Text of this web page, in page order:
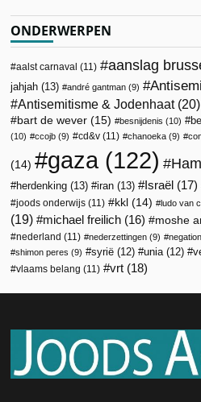
ONDERWERPEN
aalst carnaval (11) aanslag
jahjah (13) andré gantman (9)
Antisemitisme & Jodenhaat(20)
bart de wever (15) besnijdenis (10)
(10)
ccojb (9) cd&v (11) chanoeka (9)
(14) gaza(122)
herdenking (13) iran (13) Israël (17)
joods onderwijs (11) kkl (14) ludo van
(19)
michael freilich (16) moshe
nederland (11) nederzettingen (9)
shimon peres (9) syrië (12) unia(12)
vlaams belang (11) vrt (18)